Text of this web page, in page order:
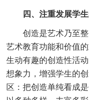
四、注重发展学生
创造是艺术乃至整
艺术教育功能和价值
生动有趣的创造性活
想象力，增强学生的
区：把创造单纯看成